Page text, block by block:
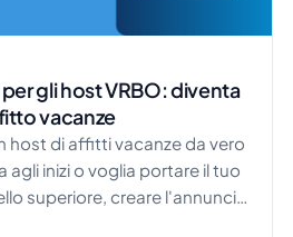
gli host VRBO: diventa
vacanze
host di affitti vacanze da vero
agli inizi o voglia portare il tuo
superiore, creare l'annuncio
attirare ospiti e far crescere